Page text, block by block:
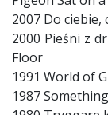
2007 Do ciebie,
2000 Pieśni z
Floor
1991 World of
1987